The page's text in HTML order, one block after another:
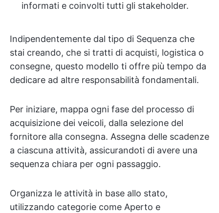
informati e coinvolti tutti gli stakeholder.
Indipendentemente dal tipo di Sequenza che
stai creando, che si tratti di acquisti, logistica o
consegne, questo modello ti offre più tempo da
dedicare ad altre responsabilità fondamentali.
Per iniziare, mappa ogni fase del processo di
acquisizione dei veicoli, dalla selezione del
fornitore alla consegna. Assegna delle scadenze
a ciascuna attività, assicurandoti di avere una
sequenza chiara per ogni passaggio.
Organizza le attività in base allo stato,
utilizzando categorie come Aperto e